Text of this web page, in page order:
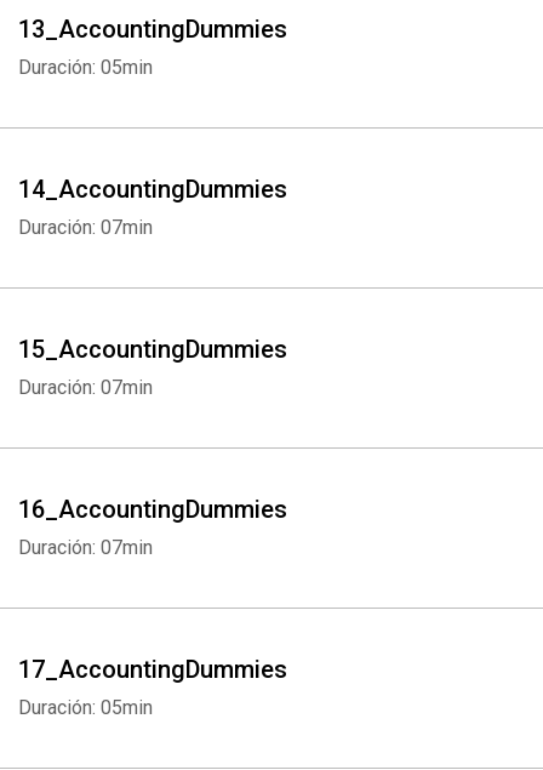
13_AccountingDummies
Duración: 05min
14_AccountingDummies
Duración: 07min
15_AccountingDummies
Duración: 07min
16_AccountingDummies
Duración: 07min
17_AccountingDummies
Duración: 05min